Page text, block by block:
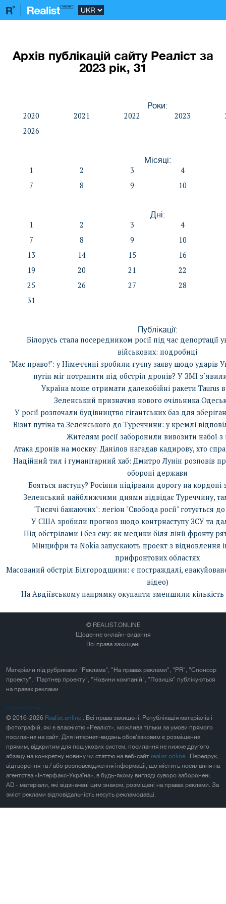
Архів публікацій сайту Реаліст за
2023 рік, 31
Роки:
2020 2021 2022 2023
2026
Місяці:
1 2 3
4
7
8 9 10
Дні:
1 2 3
4
7
8 9
10
13
14 15
16
19
20 21
22
25
26 27
28
31
Публікації:
Білорусь стала посередником росії під час депортації
військових: подробиці
"Має право!": у Німеччині зробили гучну заяву щодо ударів
путін міг потрапити під обстріл дронів? У ЗМІ
Україна може отримати далекобійні ракети Taurus
Зеленський призначив нового очільника
У росії розпочали будівництво гігантських баз для
Візит путіна та Зеленського до Туреччини: у кремлі
Жителям росії заборонили вивозити набої з
Атака дронів на москву: Данілов нагадав кадирову, хто
Надійний тил і гуманітарний хаб: Дмитро Лунін розповів
обороні держави
Бояться наступу? Росіяни підірвали дорогу на
Зеленський найближчими днями відвідає Туреччину,
"Тисячі бажаючих": легіон "Свобода росії" готується
У США зробили прогноз щодо контрнаступу ЗСУ та
Під обстрілами і без сну: як медики біля лінії фронту
Мінцифри та Nokia запускають проект з відновлення
прифронтових областях
Масований обстріл Білгородщини: є постраждалі,
відео)
На Авдіївському напрямку окупанти зменшили кількість
© REALIST.ONLINE
Щоденне онлайн-видання
Всі права захищені
Матеріали під рубриками "Реклама", "На правах реклами", "PR", "Спонсор
проекту", "Партнер проекту", "Новини компаній", "Позиція" публікуються
на правах реклами
Карта сайта
© 2016-2026 Realist.online . Всі права захищені. Републікація матеріалів і
фотографій, які є власністю «Реаліст», можлива тільки за умови прямого
посилання на сайт. Для інтернет-видань обов'язковим є розміщення
прямим, відкритим для пошукових систем, посилання не нижче другого
абзацу на конкретну новину чи статтю на веб-сайт realist.online . Передрук,
відтворення та / або розповсюдження інформації, що містить посилання на
агентства «Інтерфакс-Україна», в будь-якому вигляді суворо заборонені.
AD - матеріали, які відзначені цим знаком, розміщені на правах реклами. За
зміст реклами відповідальність несуть рекламодавці.